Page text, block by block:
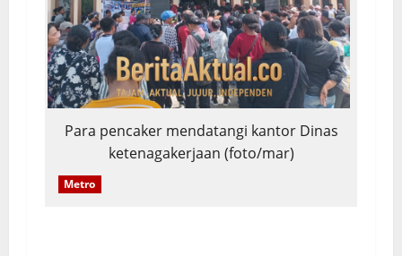
Para pencaker mendatangi kantor Dinas
ketenagakerjaan (foto/mar)
Metro